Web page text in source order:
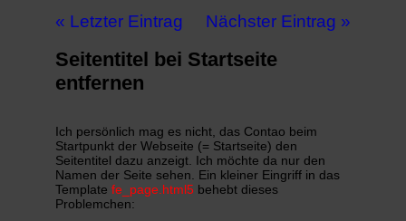
« Letzter Eintrag Nächster Eintrag »
Seitentitel bei Startseite
entfernen
Ich persönlich mag es nicht, das Contao beim
Startpunkt der Webseite (= Startseite) den
Seitentitel dazu anzeigt. Ich möchte da nur den
Namen der Seite sehen. Ein kleiner Eingriff in das
Templatefe_page.html5 behebt dieses
Problemchen: